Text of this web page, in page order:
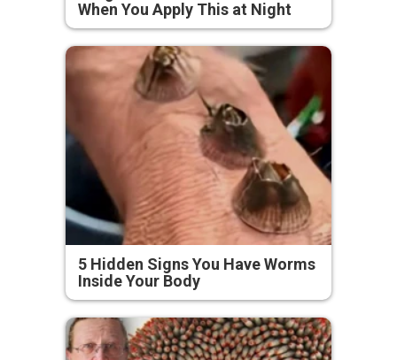
When You Apply This at Night
5 Hidden Signs You Have Worms
Inside Your Body